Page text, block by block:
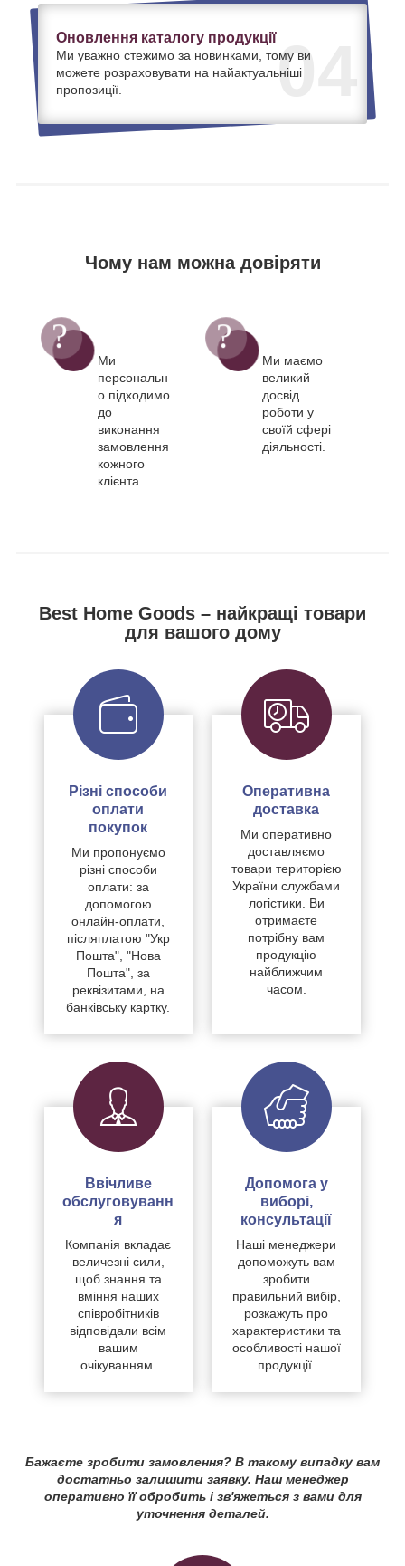
04
Оновлення каталогу продукції
Ми уважно стежимо за новинками, тому ви
можете розраховувати на найактуальніші
пропозиції.
Чому нам можна довіряти
Ми
персональн
о підходимо
до
виконання
замовлення
кожного
клієнта.
Ми маємо
великий
досвід
роботи у
своїй сфері
діяльності.
Best Home Goods – найкращі товари
для вашого дому
Різні способи
оплати
покупок
Ми пропонуємо
різні способи
оплати: за
допомогою
онлайн-оплати,
післяплатою "Укр
Пошта", "Нова
Пошта", за
реквізитами, на
банківську картку.
Оперативна
доставка
Ми оперативно
доставляємо
товари територією
України службами
логістики. Ви
отримаєте
потрібну вам
продукцію
найближчим
часом.
Ввічливе
обслуговуванн
я
Компанія вкладає
величезні сили,
щоб знання та
вміння наших
співробітників
відповідали всім
вашим
очікуванням.
Допомога у
виборі,
консультації
Наші менеджери
допоможуть вам
зробити
правильний вибір,
розкажуть про
характеристики та
особливості нашої
продукції.
Бажаєте зробити замовлення? В такому випадку вам
достатньо залишити заявку. Наш менеджер
оперативно її обробить і зв'яжеться з вами для
уточнення деталей.